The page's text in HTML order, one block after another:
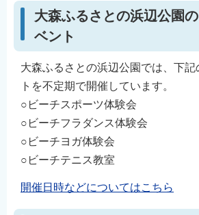
大森ふるさとの浜辺公園
ベント
大森ふるさとの浜辺公園では、下
トを不定期で開催しています。
○ビーチスポーツ体験会
○ビーチフラダンス体験会
○ビーチヨガ体験会
○ビーチテニス教室
開催日時などについてはこちら